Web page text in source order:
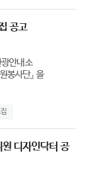
공고
안내소
봉사단』 을
디자인닥터 공